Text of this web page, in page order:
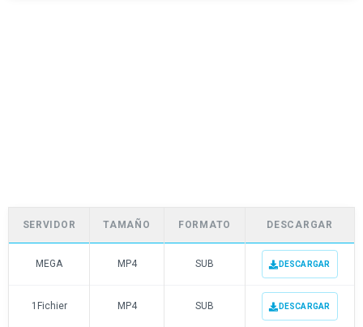
SERVIDOR TAMAÑO FORMATO DESCARGAR
MEGA MP4 SUB DESCARGAR
1Fichier MP4 SUB DESCARGAR